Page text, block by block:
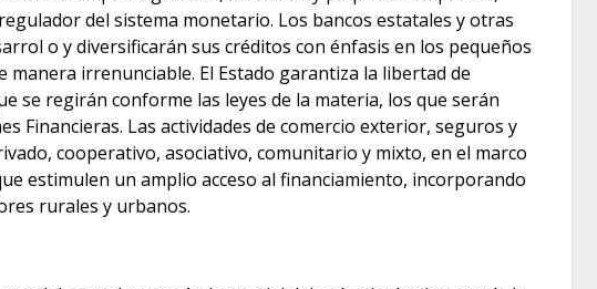
del sistema monetario. Los bancos estatales y otras
o y diversificarán sus créditos con énfasis en los pequeños
irrenunciable. El Estado garantiza la libertad de
se regirán conforme las leyes de la materia, los que serán
Financieras. Las actividades de comercio exterior, seguros y
cooperativo, asociativo, comunitario y mixto, en el marco
estimulen un amplio acceso al financiamiento, incorporando
rurales y urbanos.